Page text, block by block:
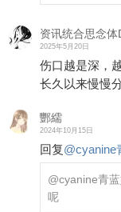
资讯统合思念体
2025年5月20日
伤口越是深，
长久以来慢慢
酆繻
2024年10月15日
回复@cyanine
@cyanine青蓝
呢